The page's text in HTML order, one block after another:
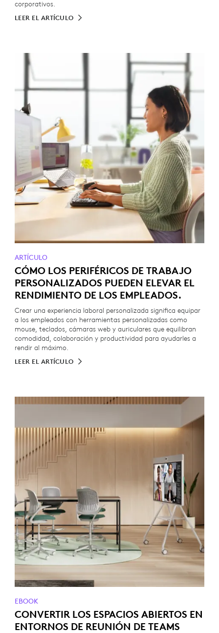
corporativos.
LEER EL ARTÍCULO
ARTÍCULO
CÓMO LOS PERIFÉRICOS DE TRABAJO
PERSONALIZADOS PUEDEN ELEVAR EL
RENDIMIENTO DE LOS EMPLEADOS.
Crear una experiencia laboral personalizada significa equipar
a los empleados con herramientas personalizadas como
mouse, teclados, cámaras web y auriculares que equilibran
comodidad, colaboración y productividad para ayudarles a
rendir al máximo.
LEER EL ARTÍCULO
EBOOK
CONVERTIR LOS ESPACIOS ABIERTOS EN
ENTORNOS DE REUNIÓN DE TEAMS